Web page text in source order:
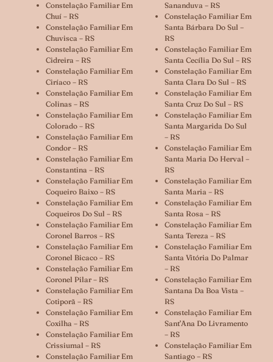
Constelação Familiar Em
Chuí – RS
Constelação Familiar Em
Chuvisca – RS
Constelação Familiar Em
Cidreira – RS
Constelação Familiar Em
Ciríaco – RS
Constelação Familiar Em
Colinas – RS
Constelação Familiar Em
Colorado – RS
Constelação Familiar Em
Condor – RS
Constelação Familiar Em
Constantina – RS
Constelação Familiar Em
Coqueiro Baixo – RS
Constelação Familiar Em
Coqueiros Do Sul – RS
Constelação Familiar Em
Coronel Barros – RS
Constelação Familiar Em
Coronel Bicaco – RS
Constelação Familiar Em
Coronel Pilar – RS
Constelação Familiar Em
Cotiporã – RS
Constelação Familiar Em
Coxilha – RS
Constelação Familiar Em
Crissiumal – RS
Constelação Familiar Em
Sananduva – RS
Constelação Familiar Em
Santa Bárbara Do Sul –
RS
Constelação Familiar Em
Santa Cecília Do Sul – RS
Constelação Familiar Em
Santa Clara Do Sul – RS
Constelação Familiar Em
Santa Cruz Do Sul – RS
Constelação Familiar Em
Santa Margarida Do Sul
– RS
Constelação Familiar Em
Santa Maria Do Herval –
RS
Constelação Familiar Em
Santa Maria – RS
Constelação Familiar Em
Santa Rosa – RS
Constelação Familiar Em
Santa Tereza – RS
Constelação Familiar Em
Santa Vitória Do Palmar
– RS
Constelação Familiar Em
Santana Da Boa Vista –
RS
Constelação Familiar Em
Sant’Ana Do Livramento
– RS
Constelação Familiar Em
Santiago – RS